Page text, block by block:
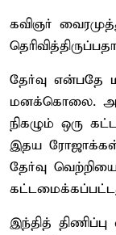
கவிஞர்
தேர்வு என்பதே
மனக்கொலை.
நிகழும் ஒரு
இதய ரோஜாக்கள்
தேர்வு
இந்தித்